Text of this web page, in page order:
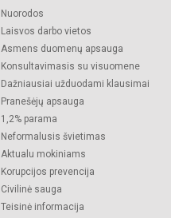
Nuorodos
Laisvos darbo vietos
Asmens duomenų apsauga
Konsultavimasis su visuomene
Dažniausiai užduodami klausimai
Pranešėjų apsauga
1,2% parama
Neformalusis švietimas
Aktualu mokiniams
Korupcijos prevencija
Civilinė sauga
Teisinė informacija